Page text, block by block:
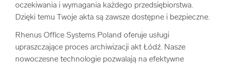
oczekiwania i wymagania każdego przedsiębiorstwa.
Dzięki temu Twoje akta są zawsze dostępne i bezpieczne.
Rhenus Office Systems Poland oferuje usługi
upraszczające proces archiwizacji akt Łódź. Nasze
nowoczesne technologie pozwalają na efektywne